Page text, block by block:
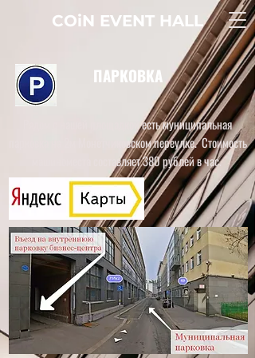
COiN EVENT HALL
ПАРКОВКА
Рядом с нашей площадкой есть муниципальная
парковка на 2м Монетчиковском переулке. Стоимость
машиноместа составляет 380рублей в час.